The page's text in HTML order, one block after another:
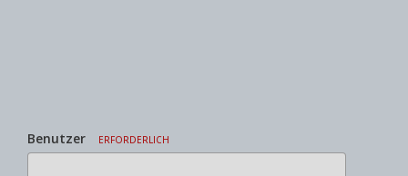
Benutzer ERFORDERLICH